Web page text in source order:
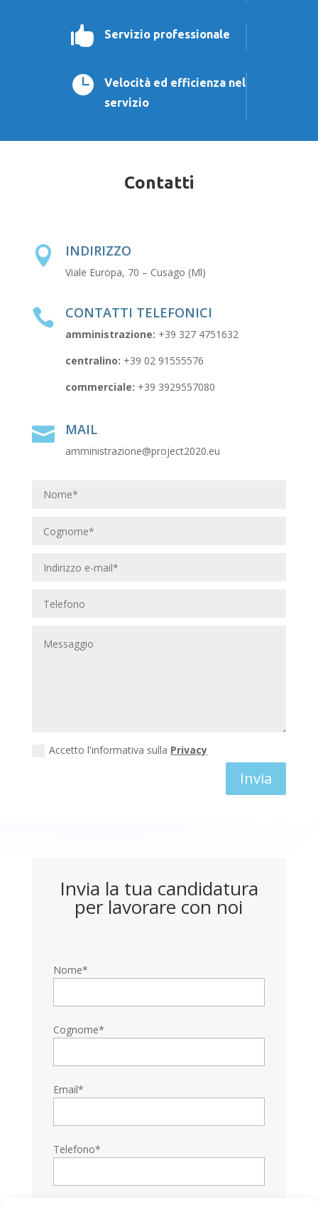
 Servizio professionale

Velocità ed efficienza nel
servizio
Contatti
 INDIRIZZO
Viale Europa, 70 – Cusago (Ml)
 CONTATTI TELEFONICI
amministrazione: +39 327 4751632
centralino: +39 02 91555576
commerciale: +39 3929557080
 MAIL
amministrazione@project2020.eu
Accetto l'informativa sulla Privacy
Invia
Invia la tua candidatura
per lavorare con noi
Nome*
Cognome*
Email*
Telefono*